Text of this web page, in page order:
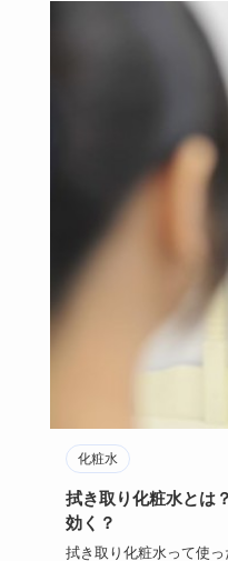
化粧水
拭き取り化粧水とは
効く？
拭き取り化粧水って使